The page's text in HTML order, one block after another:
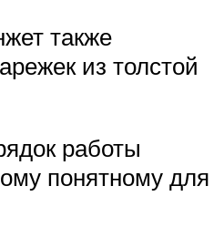
также
из толстой
работы
понятному для